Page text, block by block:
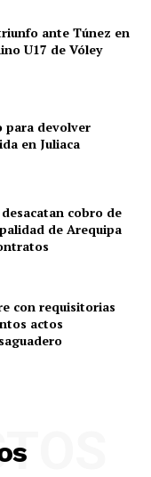
ante Túnez en
U17 de Vóley
para devolver
en Juliaca
cobro de
de Arequipa
con requisitorias
actos